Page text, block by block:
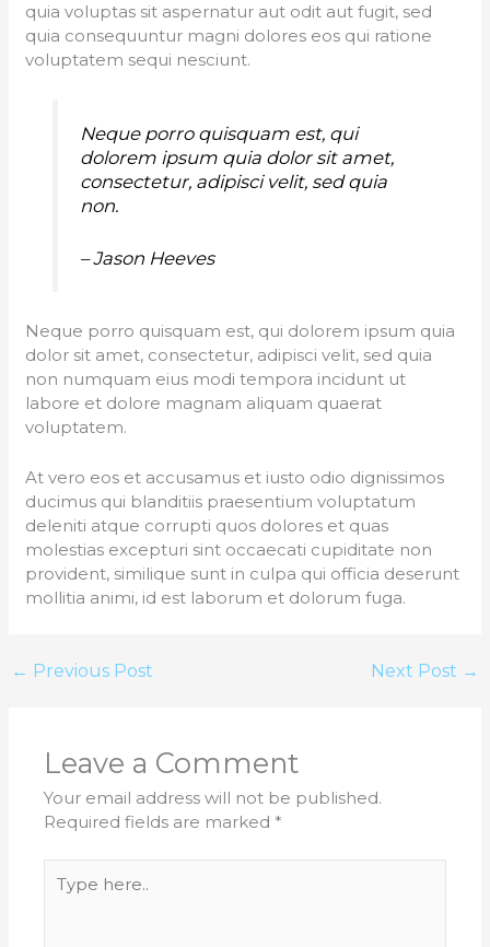
quia voluptas sit aspernatur aut odit aut fugit, sed
quia consequuntur magni dolores eos qui ratione
voluptatem sequi nesciunt.
Neque porro quisquam est, qui
dolorem ipsum quia dolor sit amet,
consectetur, adipisci velit, sed quia
non.
– Jason Heeves
Neque porro quisquam est, qui dolorem ipsum quia
dolor sit amet, consectetur, adipisci velit, sed quia
non numquam eius modi tempora incidunt ut
labore et dolore magnam aliquam quaerat
voluptatem.
At vero eos et accusamus et iusto odio dignissimos
ducimus qui blanditiis praesentium voluptatum
deleniti atque corrupti quos dolores et quas
molestias excepturi sint occaecati cupiditate non
provident, similique sunt in culpa qui officia deserunt
mollitia animi, id est laborum et dolorum fuga.
← Previous Post Next Post →
Leave a Comment
Your email address will not be published.
Required fields are marked *
here..